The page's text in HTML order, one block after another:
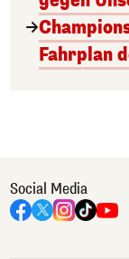
Fahrplan
Social Media